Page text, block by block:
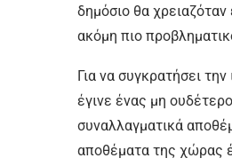
δημόσιο θα
ακόμη πιο
Για να συγκρατήσει
έγινε ένας μη
συναλλαγματικά
αποθέματα της χώρας